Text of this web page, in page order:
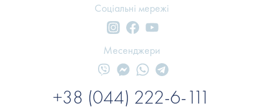
Соціальні мережі
+38 (044) 222-6-111
Месенджери